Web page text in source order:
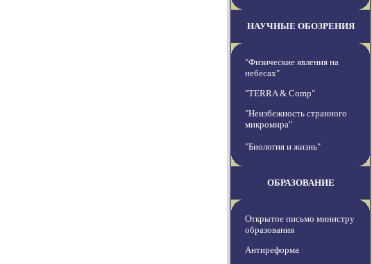
НАУЧНЫЕ ОБОЗРЕНИЯ
"Физические явления на
небесах"
"TERRA & Comp"
"Неизбежность странного
микромира"
"Биология и жизнь"
ОБРАЗОВАНИЕ
Открытое письмо министру
образования
Антиреформа